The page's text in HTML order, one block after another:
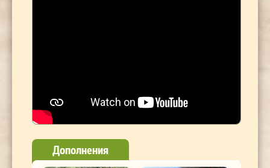
Дополнения